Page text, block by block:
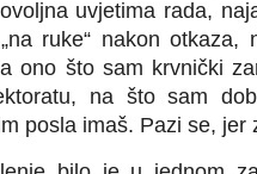
uvjetima rada,
ruke“ nakon otkaza,
ono što sam krvnički
na što sam
posla imaš. Pazi se, jer